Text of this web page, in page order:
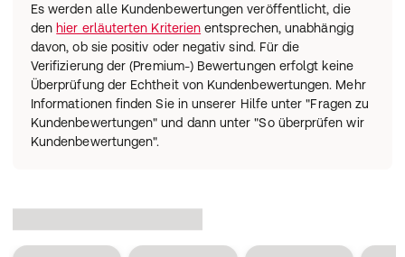
Es werden alle Kundenbewertungen veröffentlicht, die
den hier erläuterten Kriterien entsprechen, unabhängig
davon, ob sie positiv oder negativ sind. Für die
Verifizierung der (Premium-) Bewertungen erfolgt keine
Überprüfung der Echtheit von Kundenbewertungen. Mehr
Informationen finden Sie in unserer Hilfe unter "Fragen zu
Kundenbewertungen" und dann unter "So überprüfen wir
Kundenbewertungen".